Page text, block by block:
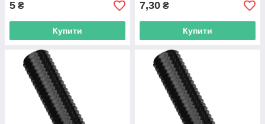
5 ₴
Купити
7,30 ₴
Купити